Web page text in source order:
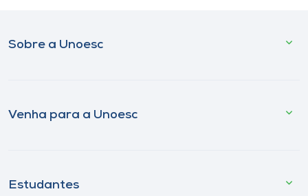
Sobre a Unoesc
Venha para a Unoesc
Estudantes